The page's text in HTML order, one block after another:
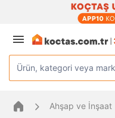
Ürün, kategori veya
Ahşap ve İnşaat